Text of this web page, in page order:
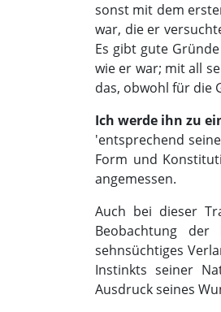
sonst mit dem
war, die er
Es gibt gute
wie er war; mit all
das, obwohl für die
Ich werde ihn zu
'entsprechend
Form und
angemessen.
Auch bei dieser
Beobachtung
sehnsüchtiges
Instinkts seiner
Ausdruck seines